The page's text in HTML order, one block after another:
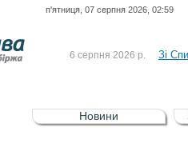
п'ятниця, 07 серпня 2026, 02:59
6 серпня 2026 р. Зі
5 серпня 2026 р.
Зі
UA4000232607)
Новини